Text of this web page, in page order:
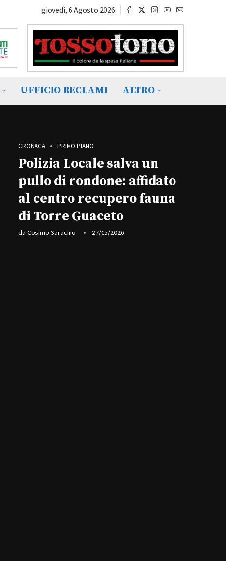
giovedì, 6 Agosto 2026
UFFICIO RECLAMI ALTRO
CRONACA PRIMO PIANO
Polizia Locale salva un
pullo di rondone: affidato
al centro recupero fauna
di Torre Guaceto
da Cosimo Saracino 27/05/2026